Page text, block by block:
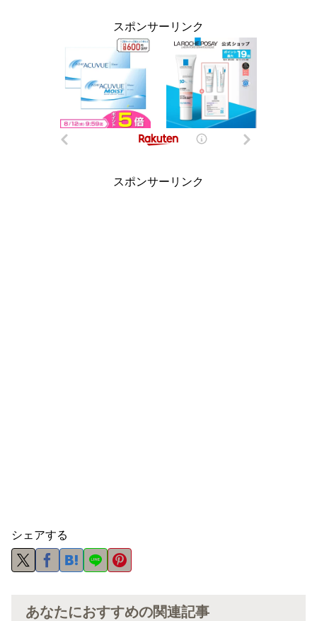
スポンサーリンク
スポンサーリンク
シェアする
あなたにおすすめの関連記事